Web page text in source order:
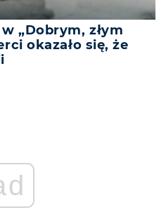
„Dobrym, złym
okazało się, że